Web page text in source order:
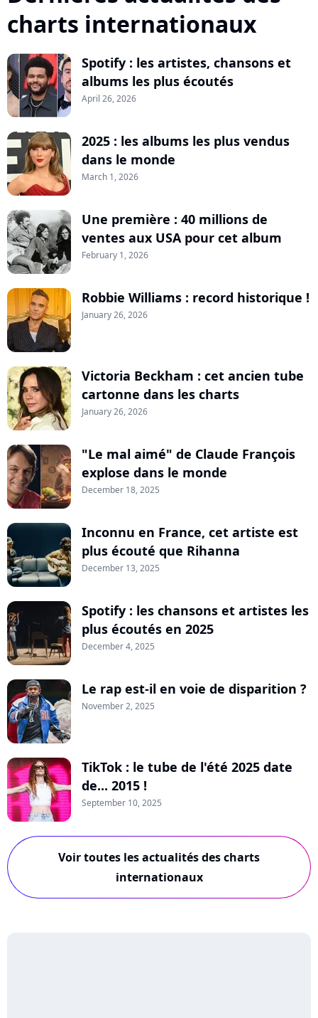
charts internationaux
Spotify : les artistes, chansons et
albums les plus écoutés
April 26, 2026
2025 : les albums les plus vendus
dans le monde
March 1, 2026
Une première : 40 millions de
ventes aux USA pour cet album
February 1, 2026
Robbie Williams : record historique !
January 26, 2026
Victoria Beckham : cet ancien tube
cartonne dans les charts
January 26, 2026
"Le mal aimé" de Claude François
explose dans le monde
December 18, 2025
Inconnu en France, cet artiste est
plus écouté que Rihanna
December 13, 2025
Spotify : les chansons et artistes les
plus écoutés en 2025
December 4, 2025
Le rap est-il en voie de disparition ?
November 2, 2025
TikTok : le tube de l'été 2025 date
de... 2015 !
September 10, 2025
Voir toutes les actualités des charts
internationaux